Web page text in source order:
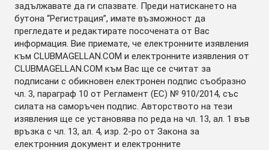
задължавате да ги спазвате. Преди натискането на
бутона “Регистрация”, имате възможност да
прегледате и редактирате посочената от Вас
информация. Вие приемате, че електронните изявления
към CLUBMAGELLAN.COM и електронните изявления от
CLUBMAGELLAN.COM към Вас ще се считат за
подписани с обикновен електронен подпис съобразно
чл. 3, параграф 10 от Регламент (ЕС) № 910/2014, със
силата на саморъчен подпис. Авторството на тези
изявления ще се установява по реда на чл. 13, ал. 1 във
връзка с чл. 13, ал. 4, изр. 2-ро от Закона за
електронния документ и електронните